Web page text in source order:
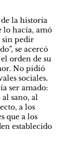
de la historia
lo hacía, amó
sin pedir
se acercó
orden de su
No pidió
sociales.
ser amado:
sano, al
a los
que a los
establecido